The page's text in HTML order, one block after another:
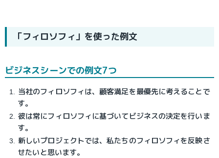
「フィロソフィ」を使った例文
ビジネスシーンでの例文7つ
当社のフィロソフィは、顧客満足を最優先に考えることで
す。
彼は常にフィロソフィに基づいてビジネスの決定を行いま
す。
新しいプロジェクトでは、私たちのフィロソフィを反映さ
せたいと思います。